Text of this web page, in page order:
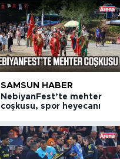
SAMSUN HABER
NebiyanFest’te mehter
coşkusu, spor heyecanı